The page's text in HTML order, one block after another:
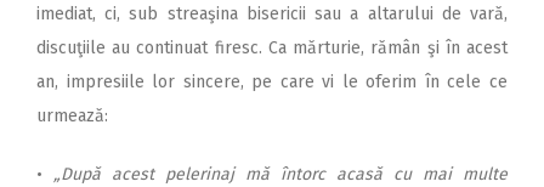
imediat, ci, sub streaşina bisericii sau a altarului de vară,
discuţiile au continuat firesc. Ca mărturie, rămân şi în acest
an, impresiile lor sincere, pe care vi le oferim în cele ce
urmează:
• „După acest pelerinaj mă întorc acasă cu mai multe